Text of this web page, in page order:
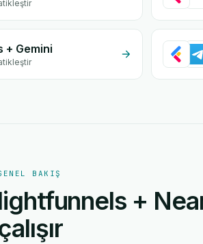
+ Gemini
BAKIŞ
+